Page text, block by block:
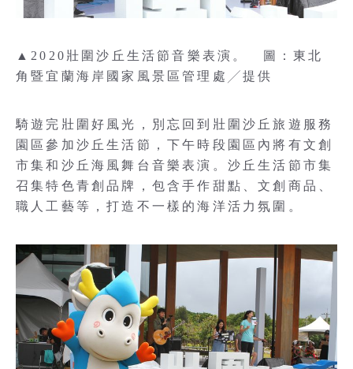
▲2020壯圍沙丘生活節音樂表演。 圖：東北
角暨宜蘭海岸國家風景區管理處╱提供
騎遊完壯圍好風光，別忘回到壯圍沙丘旅遊服務
園區參加沙丘生活節，下午時段園區內將有文創
市集和沙丘海風舞台音樂表演。沙丘生活節市集
召集特色青創品牌，包含手作甜點、文創商品、
職人工藝等，打造不一樣的海洋活力氛圍。